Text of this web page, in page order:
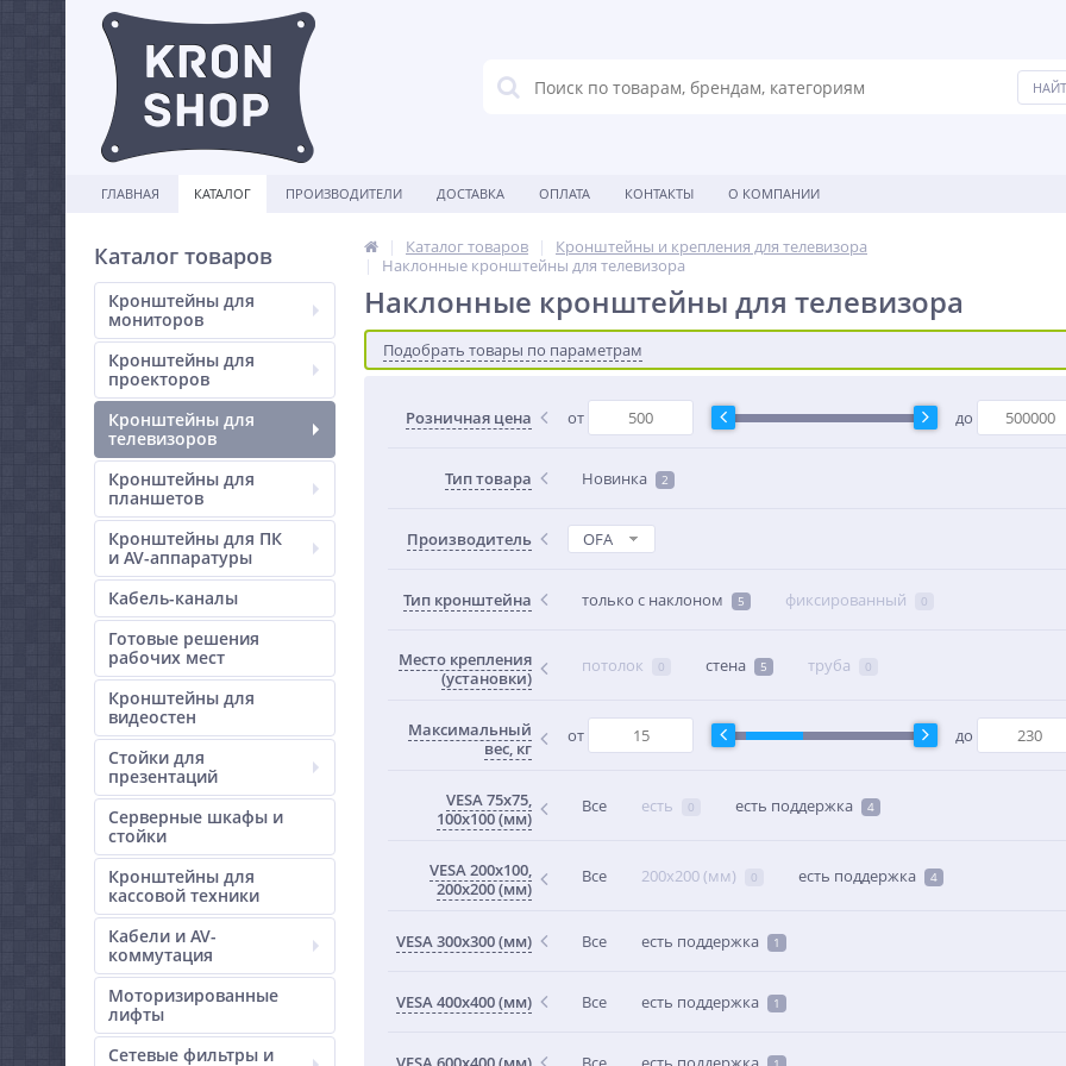
ГЛАВНАЯ КАТАЛОГ ПРОИЗВОДИТЕЛИ ДОСТАВКА ОПЛАТА КОНТАКТЫ О КОМПАНИИ
Каталог товаров
Кронштейны для
мониторов
Кронштейны для
проекторов
Кронштейны для
телевизоров
Кронштейны для
планшетов
Кронштейны для ПК
и AV-аппаратуры
Кабель-каналы
Готовые решения
рабочих мест
Кронштейны для
видеостен
Стойки для
презентаций
Серверные шкафы и
стойки
Кронштейны для
кассовой техники
Кабели и AV-
коммутация
Моторизированные
лифты
Сетевые фильтры и
Каталог товаров
Кронштейны и крепления для телевизора
Наклонные кронштейны для телевизора
Наклонные кронштейны для телевизора
Подобрать товары по параметрам
Розничная цена от до
Тип товара Новинка 2
Производитель OFA
Тип кронштейна только с наклоном 5 фиксированный 0
Место крепления
(установки)
потолок 0 стена 5 труба 0
Максимальный
вес, кг
от до
VESA 75x75,
100x100 (мм)
Все есть 0 есть поддержка 4
VESA 200x100,
200x200 (мм)
Все 200x200 (мм) 0 есть поддержка 4
VESA 300x300 (мм) Все есть поддержка 1
VESA 400x400 (мм) Все есть поддержка 1